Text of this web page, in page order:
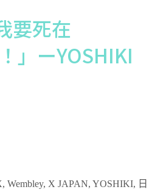
要死在
」ーYOSHIKI
, Wembley, X JAPAN, YOSHIKI, 日